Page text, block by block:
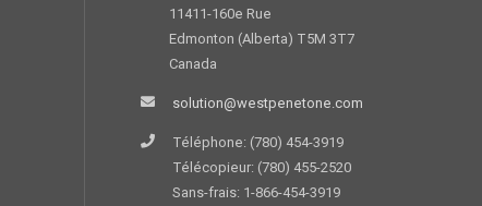
11411-160e Rue
Edmonton (Alberta) T5M 3T7
Canada
solution@westpenetone.com
Téléphone: (780) 454-3919
Télécopieur: (780) 455-2520
Sans-frais: 1-866-454-3919